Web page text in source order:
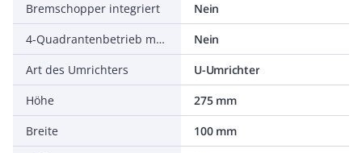
Bremschopper integriert
Nein
4-Quadrantenbetrieb möglich
Nein
Art des Umrichters
U-Umrichter
Höhe
275 mm
Breite
100 mm